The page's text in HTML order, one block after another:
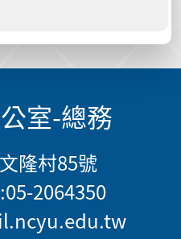
室-總務
隆村85號
2064350